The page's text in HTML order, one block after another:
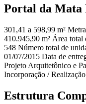
Portal da Mata
301,41 a 598,99 m²
410.945,90 m² Área total
548 Número total de
01/07/2015 Data de
Projeto Arquitetônico e
Incorporação /
Estrutura